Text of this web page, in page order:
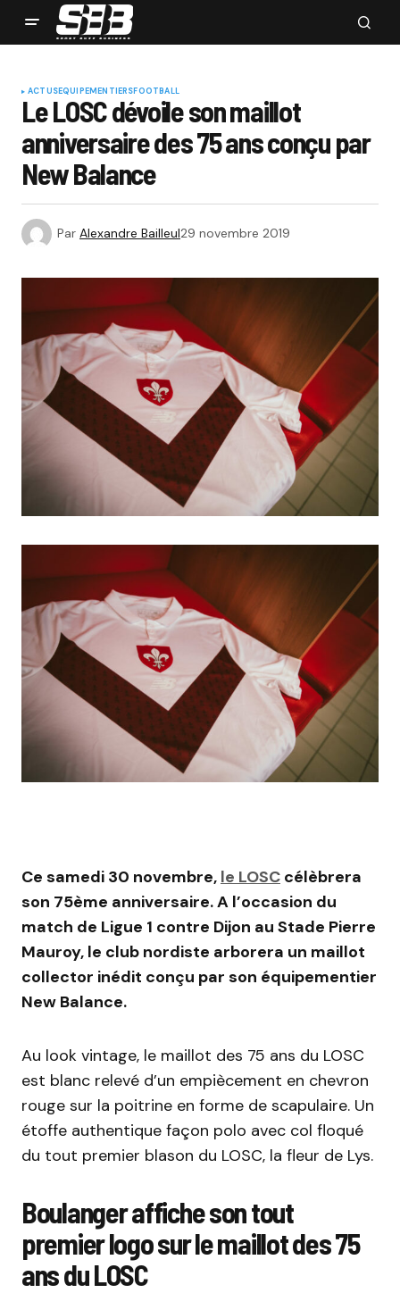
ACTUSEQUIPEMENTIERSFOOTBALL
Le LOSC dévoile son maillot
anniversaire des 75 ans conçu par
New Balance
Par Alexandre Bailleul29 novembre 2019
Ce samedi 30 novembre, le LOSC célèbrera
son 75ème anniversaire. A l’occasion du
match de Ligue 1 contre Dijon au Stade Pierre
Mauroy, le club nordiste arborera un maillot
collector inédit conçu par son équipementier
New Balance.
Au look vintage, le maillot des 75 ans du LOSC
est blanc relevé d’un empiècement en chevron
rouge sur la poitrine en forme de scapulaire. Un
étoffe authentique façon polo avec col floqué
du tout premier blason du LOSC, la fleur de Lys.
Boulanger affiche son tout
premier logo sur le maillot des 75
ans du LOSC